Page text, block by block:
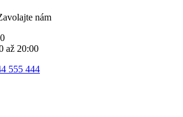
nám
až 20:00
555 444